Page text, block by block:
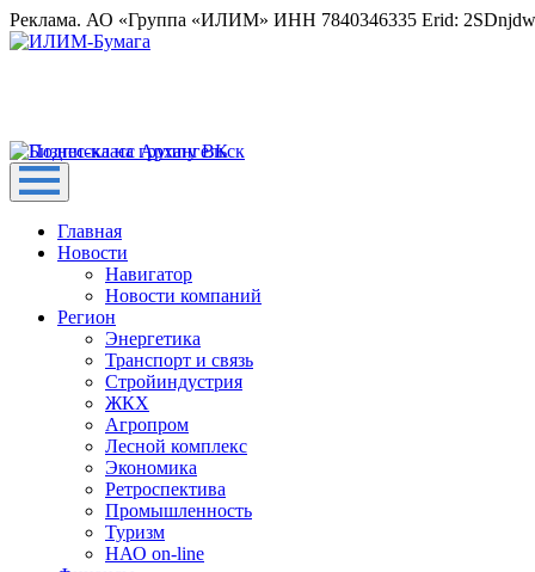
Реклама. АО «Группа «ИЛИМ» ИНН 7840346335 Erid:
Главная
Новости
Навигатор
Новости компаний
Регион
Энергетика
Транспорт и связь
Стройиндустрия
ЖКХ
Агропром
Лесной комплекс
Экономика
Ретроспектива
Промышленность
Туризм
НАО on-line